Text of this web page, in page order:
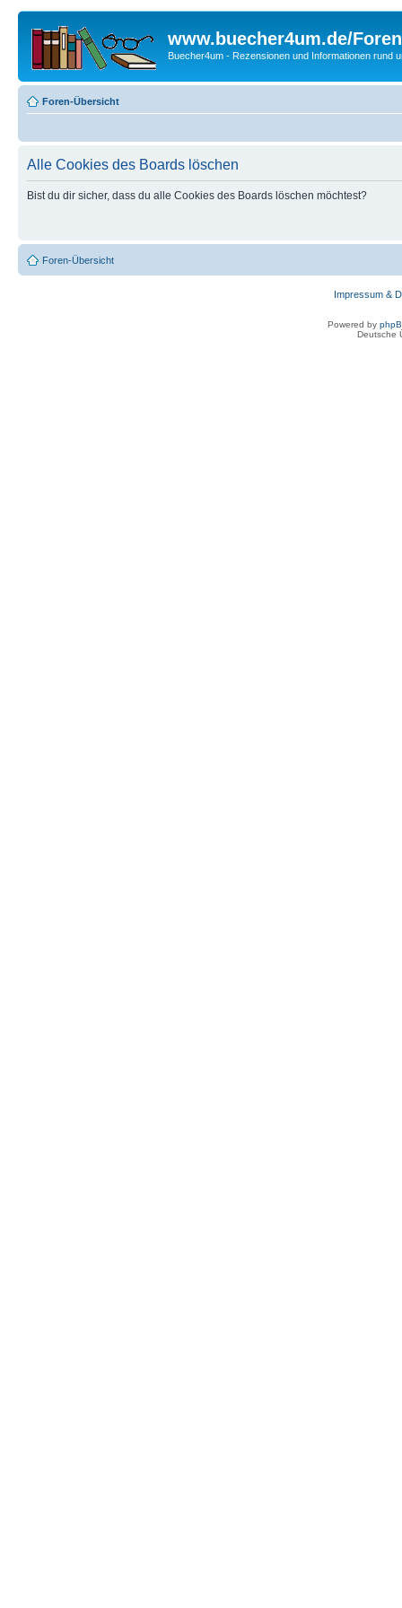
www.buecher4um.de/Foren
Buecher4um - Rezensionen und Informationen rund
Foren-Übersicht
Alle Cookies des Boards löschen
Bist du dir sicher, dass du alle Cookies des Boards löschen möchtest?
Foren-Übersicht
Impressum &
Powered by
Deutsche